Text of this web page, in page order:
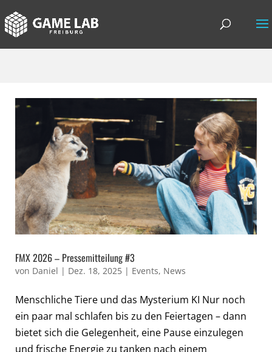
FMX 2026 – Pressemitteilung #3
von Daniel | Dez. 18, 2025 | Events, News
Menschliche Tiere und das Mysterium KI Nur noch
ein paar mal schlafen bis zu den Feiertagen – dann
bietet sich die Gelegenheit, eine Pause einzulegen
und frische Energie zu tanken nach einem